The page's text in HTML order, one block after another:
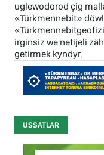
uglewodorod çig
«Türkmennebit»
irginsiz we netijeli
getirmek kyndyr.
USSATLAR